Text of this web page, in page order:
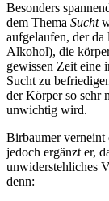
Besonders
dem Thema Sucht
aufgelaufen, der da
Alkohol), die
gewissen Zeit eine
Sucht zu
der Körper so sehr
unwichtig wird.
Birbaumer verneint
jedoch ergänzt er,
unwiderstehliches
denn: